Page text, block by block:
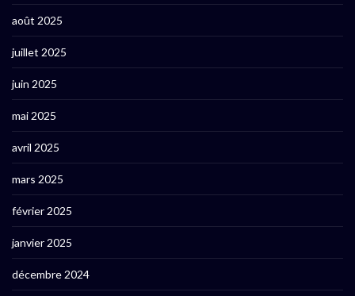
août 2025
juillet 2025
juin 2025
mai 2025
avril 2025
mars 2025
février 2025
janvier 2025
décembre 2024